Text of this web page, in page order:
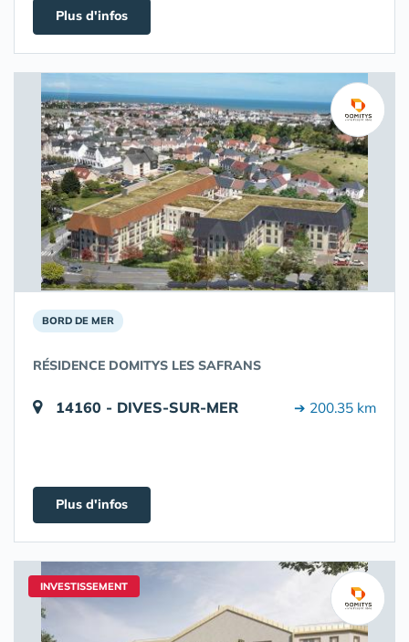
Plus d'infos
BORD DE MER
RÉSIDENCE DOMITYS LES SAFRANS
14160 - DIVES-SUR-MER ➔ 200.35 km
Plus d'infos
INVESTISSEMENT